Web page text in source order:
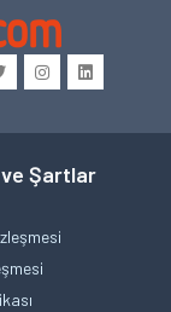
ve Şartlar